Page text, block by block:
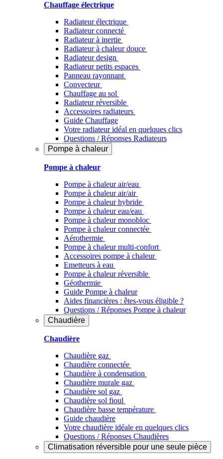
Chauffage électrique
Radiateur électrique
Radiateur connecté
Radiateur à inertie
Radiateur à chaleur douce
Radiateur design
Radiateur petits espaces
Panneau rayonnant
Convecteur
Chauffage au sol
Radiateur réversible
Accessoires radiateurs
Guide Chauffage
Votre radiateur idéal en quelques clics
Questions / Réponses Radiateurs
Pompe à chaleur
Pompe à chaleur
Pompe à chaleur air/eau
Pompe à chaleur air/air
Pompe à chaleur hybride
Pompe à chaleur​ eau/eau
Pompe à chaleur monobloc
Pompe à chaleur connectée
Aérothermie
Pompe à chaleur multi-confort
Accessoires pompe à chaleur
Emetteurs à eau
Pompe à chaleur réversible
Géothermie
Guide Pompe à chaleur
Aides financières : êtes-vous éligible ?
Questions / Réponses Pompe à chaleur
Chaudière
Chaudière
Chaudière gaz
Chaudière connectée
Chaudière à condensation
Chaudière murale gaz
Chaudière sol gaz
Chaudière sol fioul
Chaudière basse température
Guide chaudière
Votre chaudière idéale en quelques clics
Questions / Réponses Chaudières
Climatisation réversible pour une seule pièce